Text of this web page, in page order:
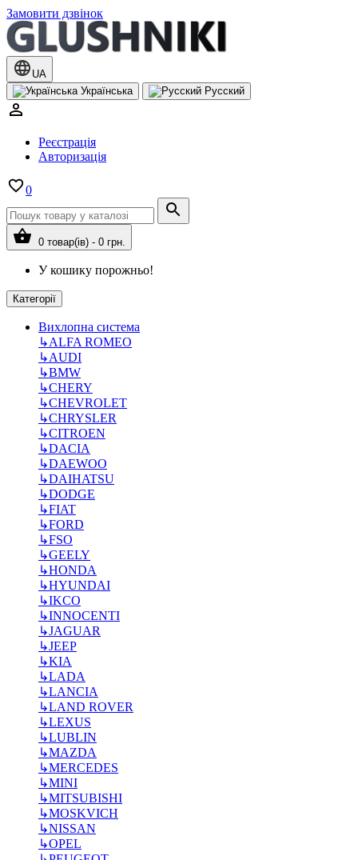
Замовити дзвінок
UA
Українська
Русский
Реєстрація
Авторизація
0
0 товар(ів) - 0 грн.
У кошику порожньо!
Категорії
Вихлопна система
↳ALFA ROMEO
↳AUDI
↳BMW
↳CHERY
↳CHEVROLET
↳CHRYSLER
↳CITROEN
↳DACIA
↳DAEWOO
↳DAIHATSU
↳DODGE
↳FIAT
↳FORD
↳FSO
↳GEELY
↳HONDA
↳HYUNDAI
↳IKCO
↳INNOCENTI
↳JAGUAR
↳JEEP
↳KIA
↳LADA
↳LANCIA
↳LAND ROVER
↳LEXUS
↳LUBLIN
↳MAZDA
↳MERCEDES
↳MINI
↳MITSUBISHI
↳MOSKVICH
↳NISSAN
↳OPEL